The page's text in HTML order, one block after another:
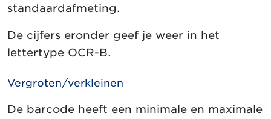
standaardafmeting.
De cijfers eronder geef je weer in het
lettertype OCR-B.
Vergroten/verkleinen
De barcode heeft een minimale en maximale